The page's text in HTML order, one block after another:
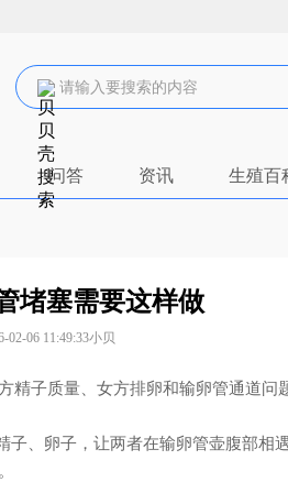
问答 资讯 生殖百
堵塞需要这样做
02-06 11:49:33小贝
精子质量、女方排卵和输卵管通道问
子、卵子，让两者在输卵管壶腹部相